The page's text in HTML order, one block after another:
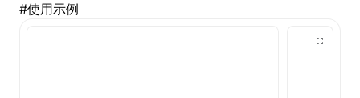
#使用示例